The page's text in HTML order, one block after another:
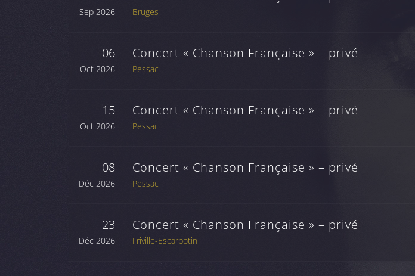
Sep 2026 Bruges
06
Oct 2026
Concert « Chanson Française » – privé
Pessac
15
Oct 2026
Concert « Chanson Française » – privé
Pessac
08
Déc 2026
Concert « Chanson Française » – privé
Pessac
23
Déc 2026
Concert « Chanson Française » – privé
Friville-Escarbotin